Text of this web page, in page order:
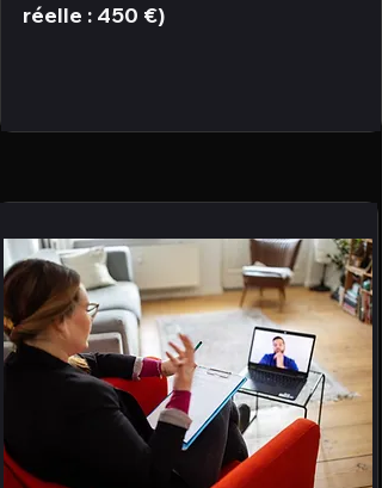
réelle : 450 €)